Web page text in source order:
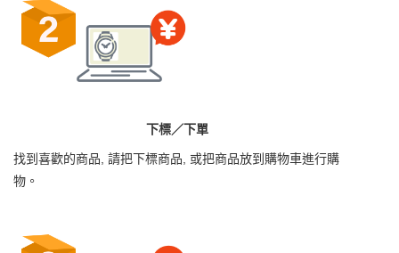
下標／下單
找到喜歡的商品, 請把下標商品, 或把商品放到購物車進行購
物。